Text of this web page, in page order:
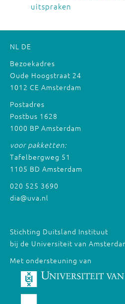
uitspraken
NL DE
Bezoekadres
Oude Hoogstraat 24
1012 CE Amsterdam
Postadres
Postbus 1628
1000 BP Amsterdam
voor pakketten:
Tafelbergweg 51
1105 BD Amsterdam
020 525 3690
dia@uva.nl
Stichting Duitsland Instituut
bij de Universiteit van
Met ondersteuning van